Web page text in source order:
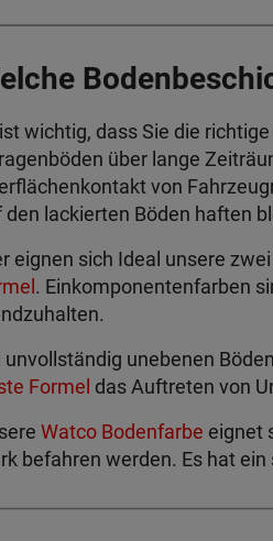
wichtig, dass Sie die
über lange
von
den lackierten Böden haften
eignen sich Ideal unsere
. Einkomponentenfarben
unvollständig unebenen
Formel das Auftreten von
Watco Bodenfarbe eignet
befahren werden. Es hat